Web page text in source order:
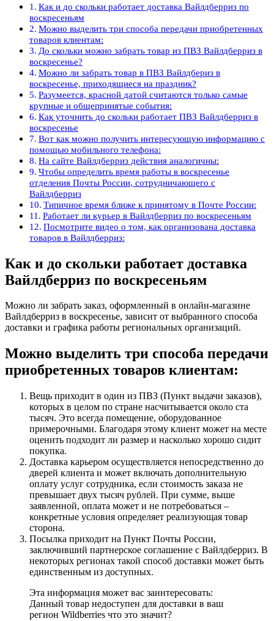
Как и до скольки работает доставка Вайлдберриз по
воскресеньям
Можно выделить три способа передачи приобретенных
товаров клиентам:
До скольки можно забрать товар из ПВЗ Вайлдберриз в
воскресенье?
Можно ли забрать товар в ПВЗ Вайлдбериз в
воскресенье, приходящиеся на праздник?
Разумеется, красной датой считаются только самые
крупные и общепринятые события:
Как уточнить до скольки работает ПВЗ Вайлдберриз в
воскресенье
Вот как можно получить интересующую информацию с
помощью мобильного телефона:
На сайте Вайлдберриз действия аналогичны:
Чтобы определить время работы в воскресенье
отделения Почты России, сотрудничающего с
Вайлдберриз
Типичное время ближе к принятому в Почте России:
Работает ли курьер в Вайлдберриз по воскресеньям
Посмотрите видео о том, как организована доставка
товаров в Вайлдберриз:
Как и до скольки работает доставка
Вайлдберриз по воскресеньям
Можно ли забрать заказ, оформленный в онлайн-магазине
Вайлдберриз в воскресенье, зависит от выбранного способа
доставки и графика работы региональных организаций.
Можно выделить три способа передачи
приобретенных товаров клиентам:
Вещь приходит в один из ПВЗ (Пункт выдачи заказов),
которых в целом по стране насчитывается около ста
тысяч. Это всегда помещение, оборудованное
примерочными. Благодаря этому клиент может на месте
оценить подходит ли размер и насколько хорошо сидит
покупка.
Доставка карьером осуществляется непосредственно до
дверей клиента и может включать дополнительную
оплату услуг сотрудника, если стоимость заказа не
превышает двух тысяч рублей. При сумме, выше
заявленной, оплата может и не потребоваться –
конкретные условия определяет реализующая товар
сторона.
Посылка приходит на Пункт Почты России,
заключивший партнерское соглашение с Вайлдберриз. В
некоторых регионах такой способ доставки может быть
единственным из доступных.
Эта информация может вас заинтересовать:
Данный товар недоступен для доставки в ваш
регион Wildberries что это значит?